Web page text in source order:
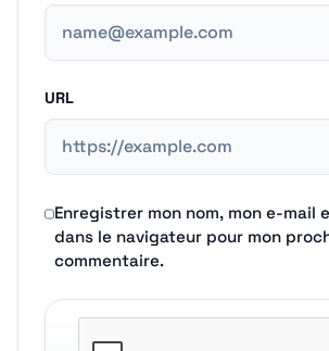
URL
Enregistrer mon nom, mon e-mail
dans le navigateur pour mon
commentaire.